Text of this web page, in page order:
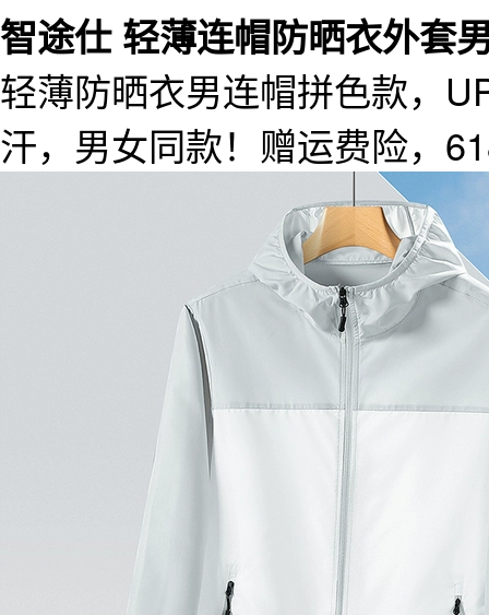
智途仕 轻薄连帽防晒衣外套
轻薄防晒衣男连帽拼色款，
汗，男女同款！赠运费险，